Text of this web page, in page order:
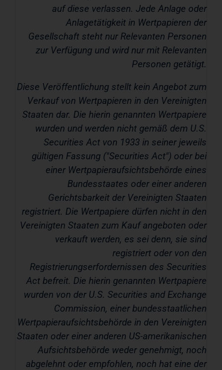
auf diese verlassen. Jede Anlage oder
Anlagetätigkeit in Wertpapieren der
Gesellschaft steht nur Relevanten Personen
zur Verfügung und wird nur mit Relevanten
Personen getätigt.
Diese Veröffentlichung stellt kein Angebot zum
Verkauf von Wertpapieren in den Vereinigten
Staaten dar. Die hierin genannten Wertpapiere
wurden und werden nicht gemäß dem U.S.
Securities Act von 1933 in seiner jeweils
gültigen Fassung ("Securities Act") oder bei
einer Wertpapieraufsichtsbehörde eines
Bundesstaates oder einer anderen
Gerichtsbarkeit der Vereinigten Staaten
registriert. Die Wertpapiere dürfen nicht in den
Vereinigten Staaten zum Kauf angeboten oder
verkauft werden, es sei denn, sie sind
registriert oder von den
Registrierungserfordernissen des Securities
Act befreit. Die hierin genannten Wertpapiere
wurden von der U.S. Securities and Exchange
Commission, einer bundesstaatlichen
Wertpapieraufsichtsbehörde in den Vereinigten
Staaten oder einer anderen US-amerikanischen
Aufsichtsbehörde weder genehmigt, noch
abgelehnt oder empfohlen, noch hat eine der